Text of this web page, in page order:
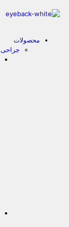
محصولات
جراحی